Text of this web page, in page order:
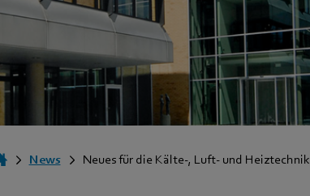
News Neues für die Kälte-, Luft- und Heiztechnik